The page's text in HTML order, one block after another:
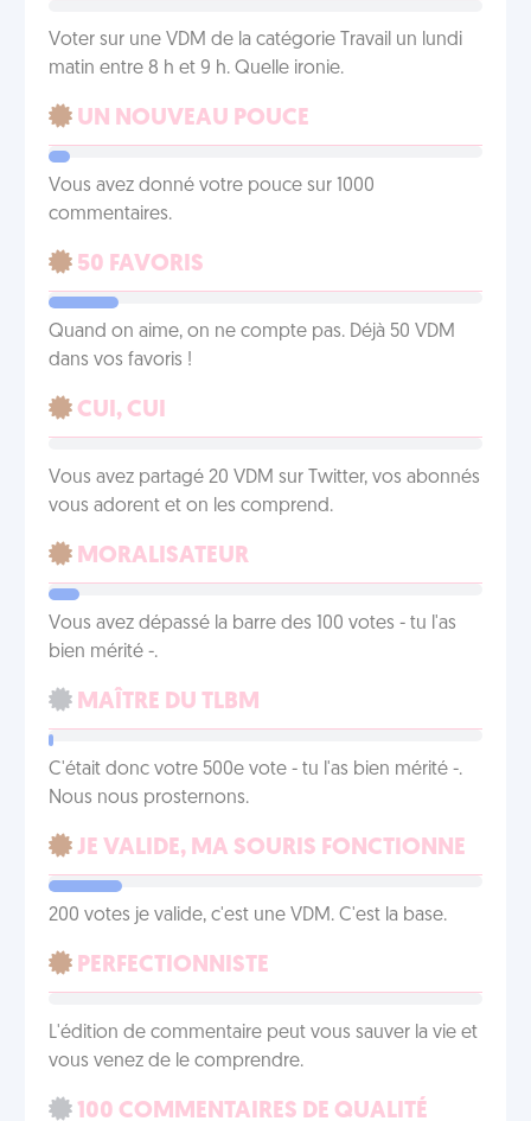
Voter sur une VDM de la catégorie Travail un lundi
matin entre 8 h et 9 h. Quelle ironie.
UN NOUVEAU POUCE
Vous avez donné votre pouce sur 1000
commentaires.
50 FAVORIS
Quand on aime, on ne compte pas. Déjà 50 VDM
dans vos favoris !
CUI, CUI
Vous avez partagé 20 VDM sur Twitter, vos abonnés
vous adorent et on les comprend.
MORALISATEUR
Vous avez dépassé la barre des 100 votes - tu l'as
bien mérité -.
MAÎTRE DU TLBM
C'était donc votre 500e vote - tu l'as bien mérité -.
Nous nous prosternons.
JE VALIDE, MA SOURIS FONCTIONNE
200 votes je valide, c'est une VDM. C'est la base.
PERFECTIONNISTE
L'édition de commentaire peut vous sauver la vie et
vous venez de le comprendre.
100 COMMENTAIRES DE QUALITÉ